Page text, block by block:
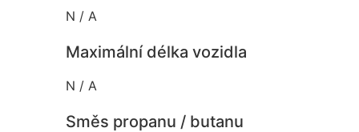
N / A
Maximální délka vozidla
N / A
Směs propanu / butanu